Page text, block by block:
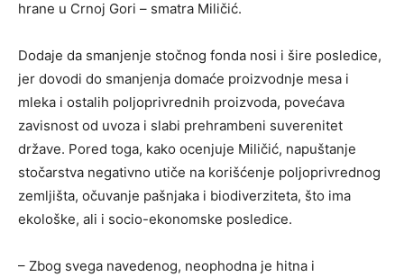
hrane u Crnoj Gori – smatra Miličić.
Dodaje da smanjenje stočnog fonda nosi i šire posledice,
jer dovodi do smanjenja domaće proizvodnje mesa i
mleka i ostalih poljoprivrednih proizvoda, povećava
zavisnost od uvoza i slabi prehrambeni suverenitet
države. Pored toga, kako ocenjuje Miličić, napuštanje
stočarstva negativno utiče na korišćenje poljoprivrednog
zemljišta, očuvanje pašnjaka i biodiverziteta, što ima
ekološke, ali i socio-ekonomske posledice.
– Zbog svega navedenog, neophodna je hitna i